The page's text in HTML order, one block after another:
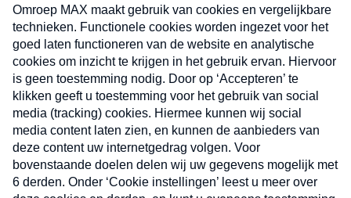
uw mailbox.
Verzend
Nieuwsbrief